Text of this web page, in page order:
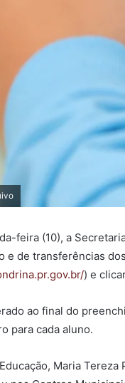
feira (10), a
e de transferências
) e
ao final do
para cada aluno.
Maria